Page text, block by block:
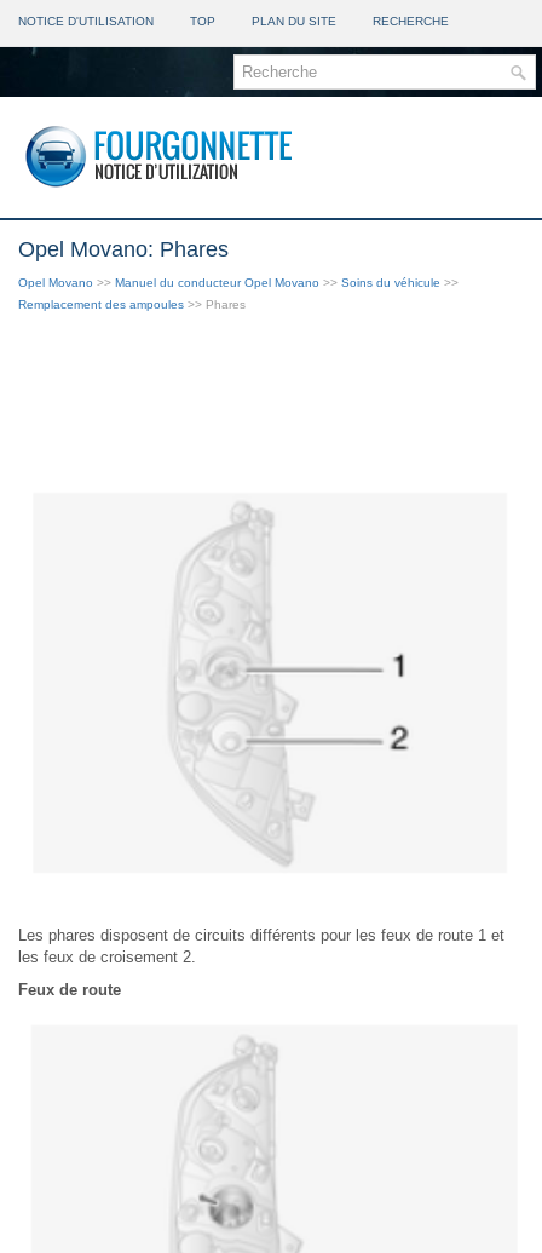
NOTICE D'UTILISATION TOP PLAN DU SITE RECHERCHE
Opel Movano: Phares
Opel Movano >> Manuel du conducteur Opel Movano >> Soins du véhicule >>
Remplacement des ampoules >> Phares
Les phares disposent de circuits différents pour les feux de route 1 et
les feux de croisement 2.
Feux de route